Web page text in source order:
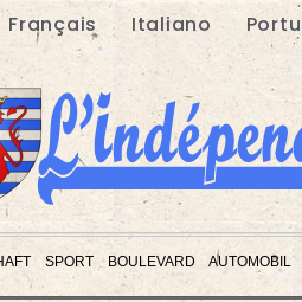
Français Italiano
SPORT BOULEVARD AUTOMOBIL